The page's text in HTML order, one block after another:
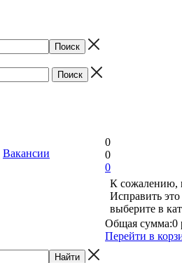
Вакансии
0
0
0
К сожалению,
Исправить
выберите в
Общая сумма:0
Перейти в